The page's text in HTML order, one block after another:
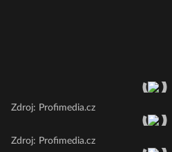
Zdroj: Profimedia.cz
Zdroj: Profimedia.cz